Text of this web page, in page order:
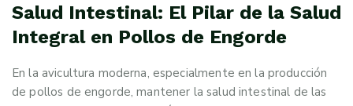
Salud Intestinal: El Pilar de la Salud
Integral en Pollos de Engorde
En la avicultura moderna, especialmente en la producción
de pollos de engorde, mantener la salud intestinal de las